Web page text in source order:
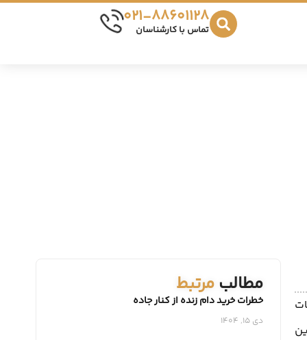
021-88601128
تماس با کارشناسان
مطالب مرتبط
خطرات خرید دام زنده از کنار جاده
دی 15, 1404